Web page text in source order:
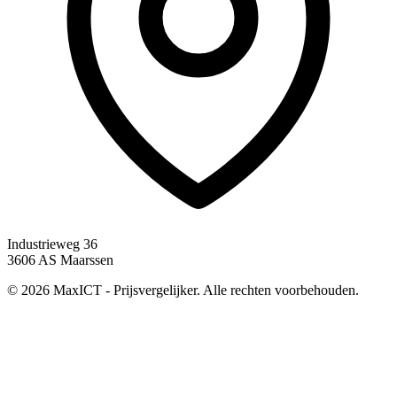
Industrieweg 36
3606 AS Maarssen
© 2026 MaxICT - Prijsvergelijker. Alle rechten voorbehouden.